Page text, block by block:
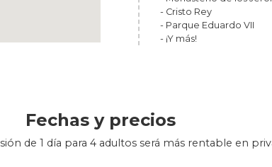
- Cristo Rey
- Parque Eduardo VII
- ¡Y más!
Fechas y precios
de 1 día para 4 adultos será más rentable en